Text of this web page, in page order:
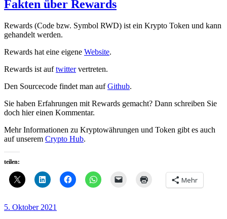
Fakten über Rewards
Rewards (Code bzw. Symbol RWD) ist ein Krypto Token und kann
gehandelt werden.
Rewards hat eine eigene Website.
Rewards ist auftwittervertreten.
Den Sourcecode findet man aufGithub.
Sie haben Erfahrungen mit Rewards gemacht? Dann schreiben Sie
doch hier einen Kommentar.
Mehr Informationen zu Kryptowährungen und Token gibt es auch
auf unserem Crypto Hub.
teilen:
Mehr
Veröffentlicht
5. Oktober 2021